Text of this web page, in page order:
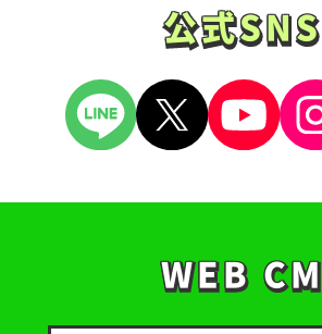
公式SNS
公式SNS
WEB CM
WEB CM